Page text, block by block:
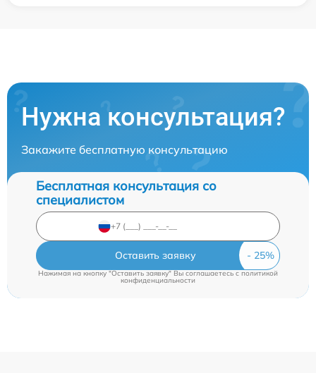
Нужна консультация?
Закажите бесплатную консультацию
Бесплатная консультация со
специалистом
Оставить заявку
Нажимая на кнопку "Оставить заявку" Вы соглашаетесь cполитикой
конфиденциальности